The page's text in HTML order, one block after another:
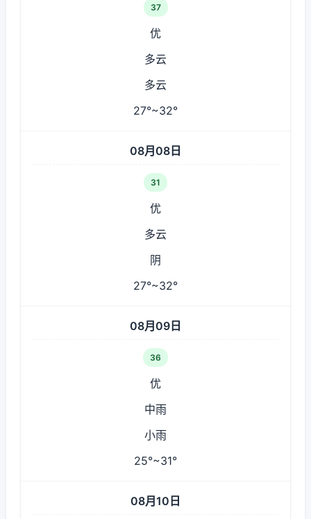
37
优
多云
多云
27°~32°
08月08日
31
优
多云
阴
27°~32°
08月09日
36
优
中雨
小雨
25°~31°
08月10日